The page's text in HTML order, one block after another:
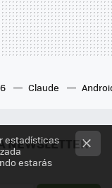
Claude
estadísticas
estarás